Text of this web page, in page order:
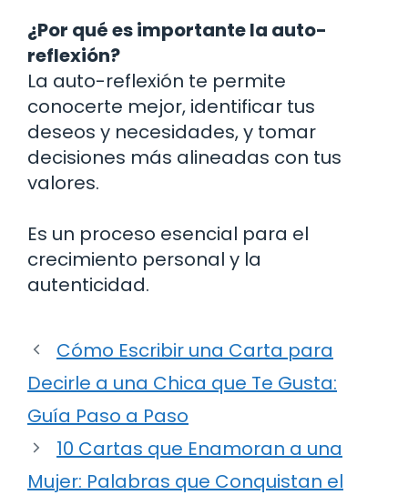
¿Por qué es importante la auto-
reflexión?
La auto-reflexión te permite
conocerte mejor, identificar tus
deseos y necesidades, y tomar
decisiones más alineadas con tus
valores.
Es un proceso esencial para el
crecimiento personal y la
autenticidad.
Cómo Escribir una Carta para
Decirle a una Chica que Te Gusta:
Guía Paso a Paso
10 Cartas que Enamoran a una
Mujer: Palabras que Conquistan el